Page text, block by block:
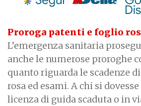
Proroga patenti e foglio
L’emergenza sanitaria
anche le numerose proroghe
quanto riguarda le scadenze
rosa ed esami. A chi si
licenza di guida scaduta o in